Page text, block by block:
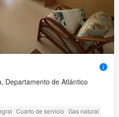
Departamento de Atlántico
Cuarto de servicio Gas natural